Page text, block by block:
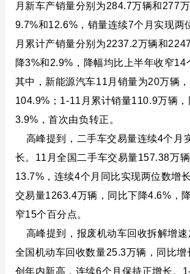
月新车产销量分别为284.7万辆和277
9.7%和12.6%，销量连续7个月实现两
月累计产销量分别为2237.2万辆和
降3%和2.9%，降幅均比上半年收窄14
其中，新能源汽车11月销量为20万辆
104.9%；1-11月累计销量110.9万辆，
3.9%，首次由负转正。
高峰提到，二手车交易量连续4个月
长。11月全国二手车交易量157.38万
13.7%，连续4个月同比实现两位数增
交易量1263.4万辆，同比下降4.6%，
窄15个百分点。
高峰提到，报废机动车回收拆解增速
全国机动车回收数量25.3万辆，同比增
创年内新高，连续6个月保持正增长。
好。
振抑制、调控传输能量具有调频能力。
能够满足电网50±0.2Hz的要求；发电机并网